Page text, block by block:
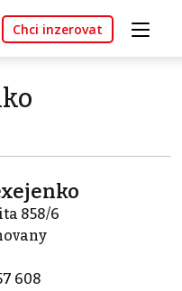
Chci inzerovat
858/6
608